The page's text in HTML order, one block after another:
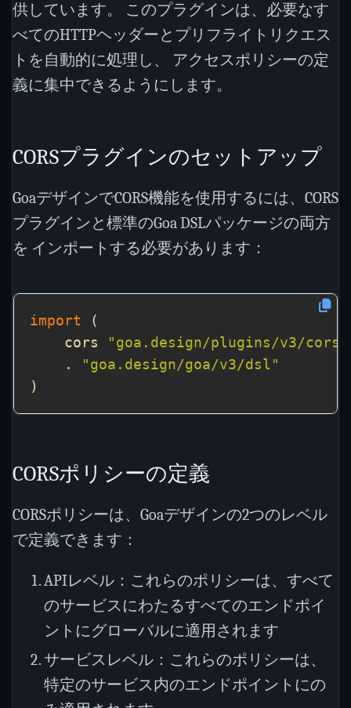
供しています。 このプラグインは、必要なす
べてのHTTPヘッダーとプリフライトリクエス
トを自動的に処理し、 アクセスポリシーの定
義に集中できるようにします。
CORSプラグインのセットアップ
GoaデザインでCORS機能を使用するには、CORS
プラグインと標準のGoa DSLパッケージの両方
を インポートする必要があります：
import
    cors
"goa.design/plugins/v3/
    .
"goa.design/goa/v3/dsl"
CORSポリシーの定義
CORSポリシーは、Goaデザインの2つのレベル
で定義できます：
APIレベル：これらのポリシーは、すべて
のサービスにわたるすべてのエンドポイ
ントにグローバルに適用されます
サービスレベル：これらのポリシーは、
特定のサービス内のエンドポイントにの